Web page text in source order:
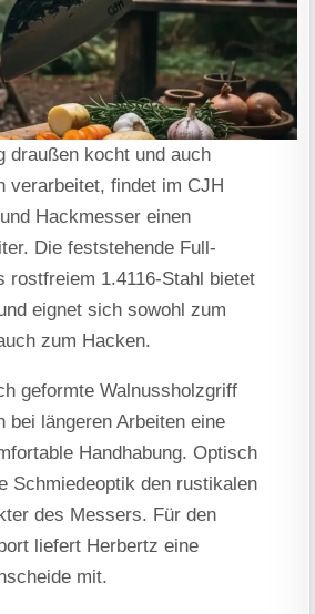
draußen kocht und auch
verarbeitet, findet im CJH
Hackmesser einen
Die feststehende Full-
rostfreiem 1.4116-Stahl bietet
eignet sich sowohl zum
zum Hacken.
geformte Walnussholzgriff
bei längeren Arbeiten eine
Handhabung. Optisch
Schmiedeoptik den rustikalen
des Messers. Für den
liefert Herbertz eine
mit.